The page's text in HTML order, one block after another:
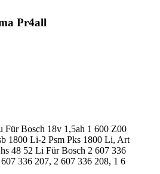
Pr4all
Für Bosch 18v 1,5ah 1 600 Z00
1800 Li-2 Psm Pks 1800 Li, Art
48 52 Li Für Bosch 2 607 336
336 207, 2 607 336 208, 1 6